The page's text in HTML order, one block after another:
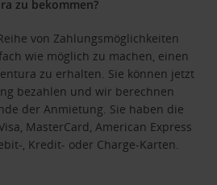
zu bekommen?
von Zahlungsmöglichkeiten
wie möglich zu machen, einen
zu erhalten. Sie können jetzt
bezahlen und wir berechnen
der Anmietung. Sie haben die
MasterCard, American Express
, Kredit- oder Charge-Karten.